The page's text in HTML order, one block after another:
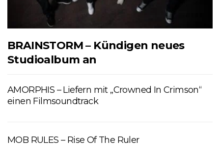
BRAINSTORM – Kündigen neues
Studioalbum an
AMORPHIS – Liefern mit „Crowned In Crimson“
einen Filmsoundtrack
MOB RULES – Rise Of The Ruler